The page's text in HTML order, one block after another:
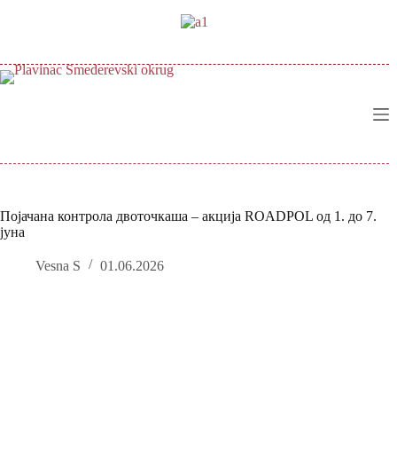
Појачана контрола двоточкаша – акција ROADPOL од 1. до 7.
јуна
Vesna S 01.06.2026